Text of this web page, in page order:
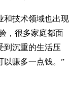
和技术领域也出现
，很多家庭都面
到沉重的生活压
以赚多一点钱。”